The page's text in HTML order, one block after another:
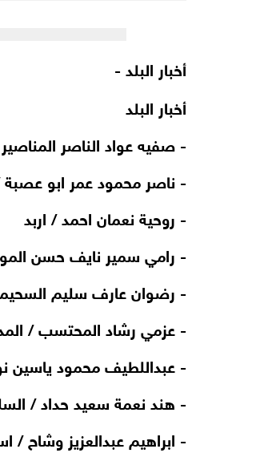
أخبار البلد -
أخبار البلد
- صفيه عواد الناصر
- ناصر محمود عمر ابو
- روحية نعمان احمد / اربد
- رامي سمير نايف حسن
- رضوان عارف سليم
-عزمي رشاد المحتسب /
-عبداللطيف محمود ياسين
- هند نعمة سعيد حداد /
- ابراهيم عبدالعزيز وشاح /